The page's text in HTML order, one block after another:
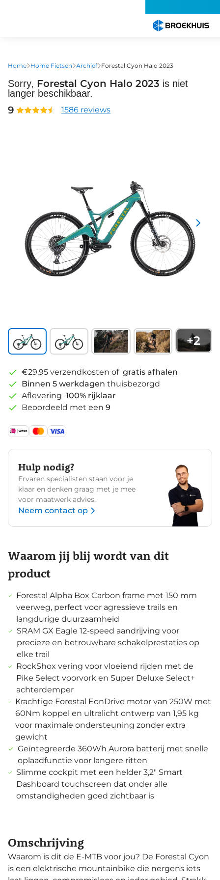
gaan
Home Home Fietsen Archief Forestal Cyon Halo 2023
Sorry, Forestal Cyon Halo 2023 is niet
langer beschikbaar.
9 1586 reviews
+2
€29,95 verzendkosten of gratis afhalen
Binnen 5 werkdagen thuisbezorgd
Aflevering 100% rijklaar
Beoordeeld met een 9
Hulp nodig?
Ervaren specialisten staan voor je
klaar en denken graag met je mee
voor maatwerk advies.
Neem contact op
Waarom jij blij wordt van dit
product
Forestal Alpha Box Carbon frame met 150 mm
veerweg, perfect voor agressieve trails en
langdurige duurzaamheid
SRAM GX Eagle 12-speed aandrijving voor
precieze en betrouwbare schakelprestaties op
elke trail
RockShox vering voor vloeiend rijden met de
Pike Select voorvork en Super Deluxe Select+
achterdemper
Krachtige Forestal EonDrive motor van 250W met
60Nm koppel en ultralicht ontwerp van 1,95 kg
voor maximale ondersteuning zonder extra
gewicht
Geïntegreerde 360Wh Aurora batterij met snelle
oplaadfunctie voor langere ritten
Slimme cockpit met een helder 3,2" Smart
Dashboard touchscreen dat onder alle
omstandigheden goed zichtbaar is
Omschrijving
Waarom is dit de E-MTB voor jou? De Forestal Cyon
is een elektrische mountainbike die nergens iets